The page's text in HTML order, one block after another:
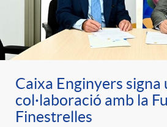
Caixa Enginyers signa
col·laboració amb la
Finestrelles